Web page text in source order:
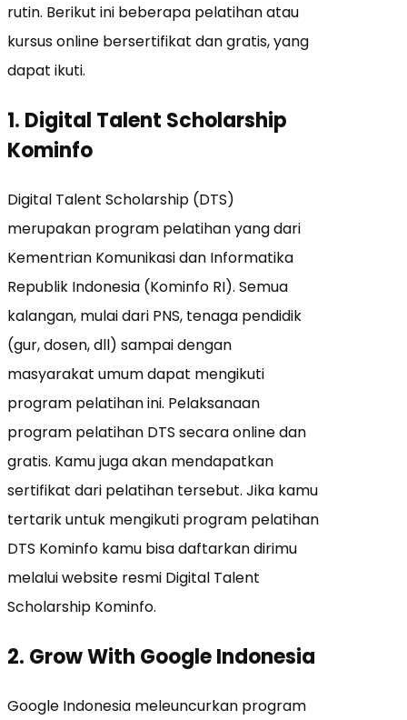
rutin. Berikut ini beberapa pelatihan atau
kursus online bersertifikat dan gratis, yang
dapat ikuti.
1. Digital Talent Scholarship
Kominfo
Digital Talent Scholarship (DTS)
merupakan program pelatihan yang dari
Kementrian Komunikasi dan Informatika
Republik Indonesia (Kominfo RI). Semua
kalangan, mulai dari PNS, tenaga pendidik
(gur, dosen, dll) sampai dengan
masyarakat umum dapat mengikuti
program pelatihan ini. Pelaksanaan
program pelatihan DTS secara online dan
gratis. Kamu juga akan mendapatkan
sertifikat dari pelatihan tersebut. Jika kamu
tertarik untuk mengikuti program pelatihan
DTS Kominfo kamu bisa daftarkan dirimu
melalui website resmi Digital Talent
Scholarship Kominfo.
2. Grow With Google Indonesia
Google Indonesia meleuncurkan program